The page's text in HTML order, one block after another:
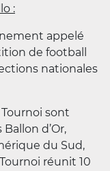
:
appelé
de football
nationales
sont
d’Or,
du Sud,
réunit 10